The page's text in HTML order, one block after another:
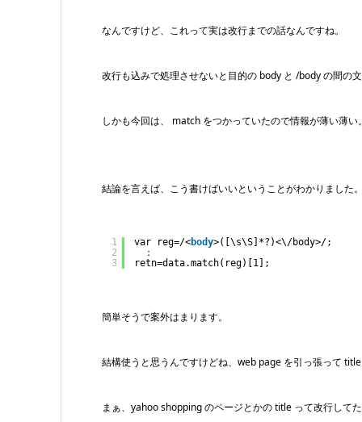
なんですけど、これって実は改行までの話なんですね。
改行も込みで処理させないと目的の body と /body の間の
しかも今回は、 match をつかっていたので情報が薄い薄い。
結論を言えば、こう書けばいいということがわかりました。
1
2
3
var reg=/<body>([\s\S]*?)<\/body>/;
：
retn=data.match(reg)[1];
簡単そうで案外はまります。
結構使うと思うんですけどね、web page を引っ張って
まぁ、yahoo shopping のページとかの title って改行して